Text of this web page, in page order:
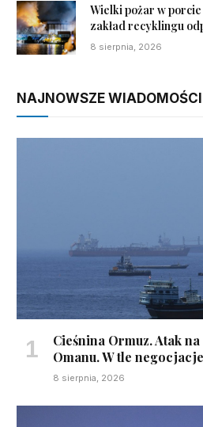
Wielki pożar w
zakład recyklingu
8 sierpnia, 2026
NAJNOWSZE WIADOMOŚCI
Cieśnina Ormuz. Atak
Omanu. W tle negocjacje
8 sierpnia, 2026